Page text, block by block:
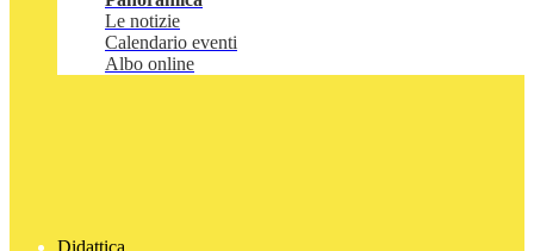
Le notizie
Calendario eventi
Albo online